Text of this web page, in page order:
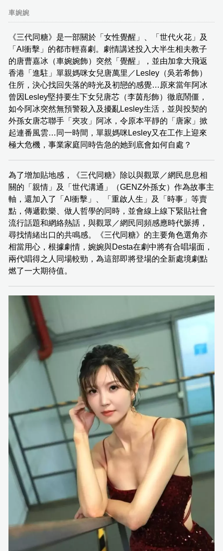
車婉婉
《三代同糖》是一部關於「女性覺醒」、「世代火花」及
「AI衝擊」的都市輕喜劇。劇情講述投入大半生相夫教子
的唐曹嘉冰（車婉婉飾）突然「覺醒」，並由加拿大飛返
香港「進駐」單親媽咪女兒唐萬里／Lesley（吳若希飾）
住所，決心找回失落的時光及初戀的感覺…原來當年阿冰
曾因Lesley堅持要生下女兒唐芯（李茵彤飾）徹底鬧僵，
如今阿冰突然無預警殺入及擾亂Lesley生活，並與投契的
外孫女唐芯聯手「夾攻」阿冰，令原本平靜的「唐家」掀
起連番風雲…同一時間，單親媽咪Lesley又在工作上迎來
極大危機，事業家庭同時告急的她到底會如何自處？
為了增加貼地感，《三代同糖》除以與觀眾／網民息息相
關的「親情」及「世代溝通」（GENZ外孫女）作為故事主
軸，還加入了「AI衝擊」、「重啟人生」及「時事」等賣
點，傳遞歡樂、做人哲學的同時，並會線上線下緊貼社會
流行話題和網絡熱話，與觀眾／網民同頻感應時代脈搏，
尋找情緒出口的共鳴感。《三代同糖》的主要角色選角亦
相當用心，根據劇情，婉婉與Desta在劇中將有合唱場面，
兩代唱得之人同場較勁，為這部即將登場的全新處境劇點
燃了一大期待值。